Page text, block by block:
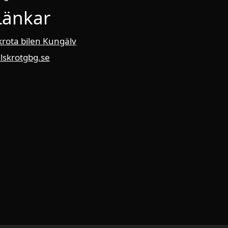
bilen Kungälv